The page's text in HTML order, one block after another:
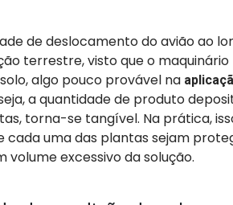
de deslocamento do avião ao
terrestre, visto que o
algo pouco provável na
a quantidade de produto
torna-se tangível. Na prática,
cada uma das plantas sejam
volume excessivo da solução.